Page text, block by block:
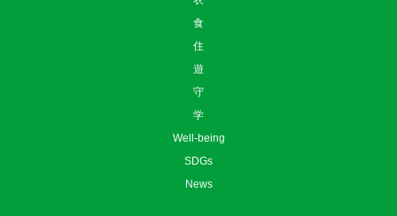
食
住
遊
守
学
Well-being
SDGs
News